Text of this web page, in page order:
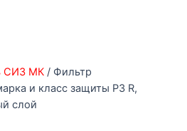
СИЗ МК / Фильтр
и класс защиты Р3 R,
слой